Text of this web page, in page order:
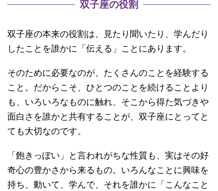
双子座の役割
双子座の本来の役割は、見たり聞いたり、学んだり
したことを誰かに「伝える」ことにあります。
そのために必要なのが、たくさんのことを経験する
こと。だからこそ、ひとつのことを続けることより
も、いろいろなものに触れ、そこから得た気づきや
面白さを誰かと共有することが、双子座にとってと
ても大切なのです。
「飽きっぽい」と言われがちな性質も、実はその好
奇心の豊かさから来るもの。いろんなことに興味を
持ち、動いて、学んで、それを誰かに「こんなこと